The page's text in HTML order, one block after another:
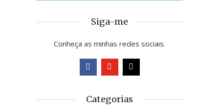
Siga-me
Conheça as minhas redes sociais.
Categorias